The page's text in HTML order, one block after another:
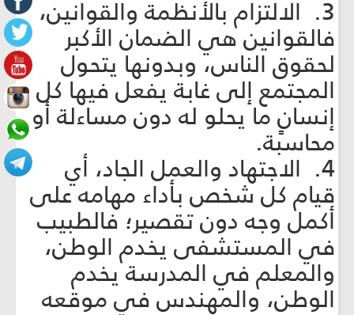
3. الالتزام بالأنظمة والقوانين،
فالقوانين هي الضمان الأكبر
لحقوق الناس، وبدونها يتحول
المجتمع إلى غابة يفعل فيها كل
إنسانٍ ما يحلو له دون مساءلة أو
محاسبة.
4. الاجتهاد والعمل الجاد، أي
قيام كل شخص بأداء مهامه على
أكمل وجه دون تقصير؛ فالطبيب
في المستشفى يخدم الوطن،
والمعلم في المدرسة يخدم
الوطن، والمهندس في موقعه